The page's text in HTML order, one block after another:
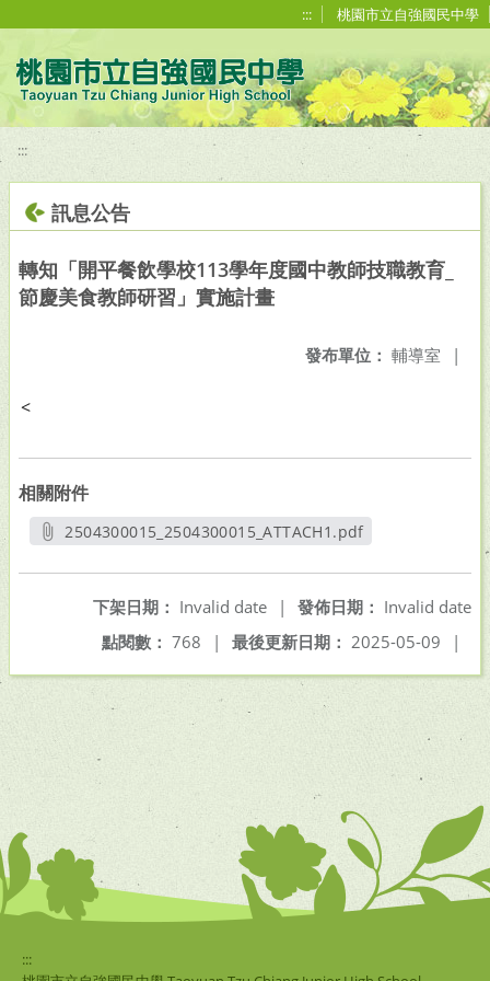
::: 桃園市立自強國民中學
:::
訊息公告
轉知「開平餐飲學校113學年度國中教師技職教育_
節慶美食教師研習」實施計畫
發布單位： 輔導室 |
<
相關附件
2504300015_2504300015_ATTACH1.pdf
發佈日期： Invalid date
下架日期： Invalid date
|
最後更新日期： 2025-05-09 |
點閱數： 768 |
:::